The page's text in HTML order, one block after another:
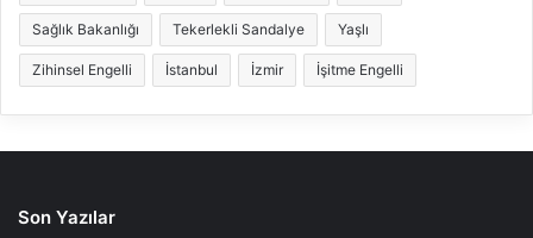
Sağlık Bakanlığı Tekerlekli Sandalye Yaşlı
Zihinsel Engelli İstanbul İzmir İşitme Engelli
Son Yazılar